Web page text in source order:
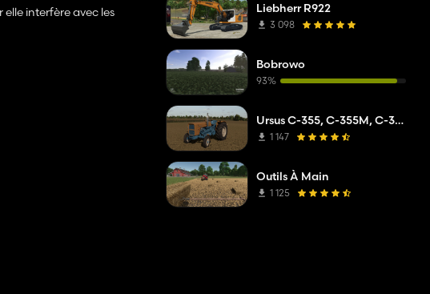
interfère avec les
Liebherr R922
3 098
Bobrowo
93%
Ursus C-355, C-355M, C-360
1 147
Outils À Main
1 125